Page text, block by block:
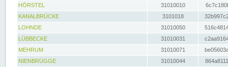
HÖRSTEL
31010010
KANALBRÜCKE
3101018
LOHNDE
31010050
LÜBBECKE
31010031
MEHRUM
31010071
NIENBRÜGGE
31010044